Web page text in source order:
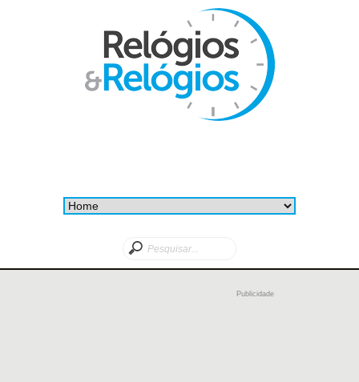
Publicidade